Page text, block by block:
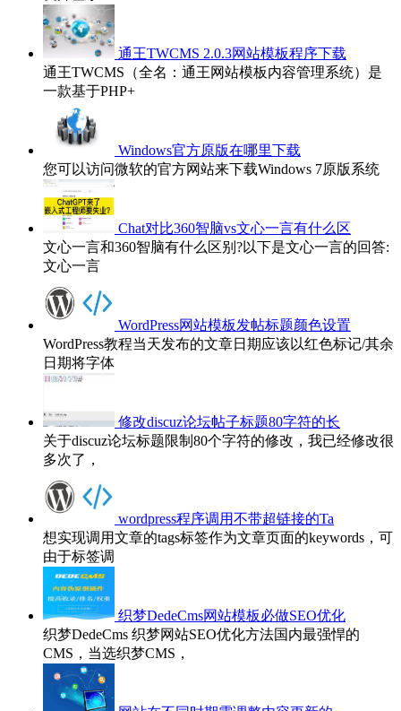
通王TWCMS 2.0.3网站模板程序下载
通王TWCMS（全名：通王网站模板内容管理系统）是
一款基于PHP+
Windows官方原版在哪里下载
您可以访问微软的官方网站来下载Windows 7原版系统
Chat对比360智脑vs文心一言有什么区
文心一言和360智脑有什么区别?以下是文心一言的回答:
文心一言
WordPress网站模板发帖标题颜色设置
WordPress教程当天发布的文章日期应该以红色标记/其余
日期将字体
修改discuz论坛帖子标题80字符的长
关于discuz论坛标题限制80个字符的修改，我已经修改很
多次了，
wordpress程序调用不带超链接的Ta
想实现调用文章的tags标签作为文章页面的keywords，可
由于标签调
织梦DedeCms网站模板必做SEO优化
织梦DedeCms 织梦网站SEO优化方法国内最强悍的
CMS，当选织梦CMS，